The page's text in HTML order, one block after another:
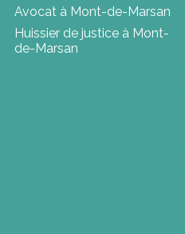
Avocat à Mont-de-Marsan
Huissier de justice à Mont-
de-Marsan